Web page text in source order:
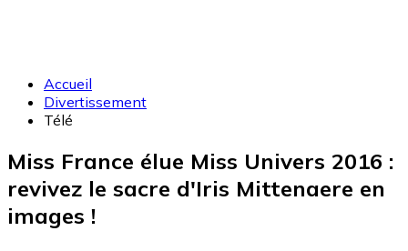
Accueil
Divertissement
Télé
Miss France élue Miss Univers 2016 :
revivez le sacre d'Iris Mittenaere en
images !